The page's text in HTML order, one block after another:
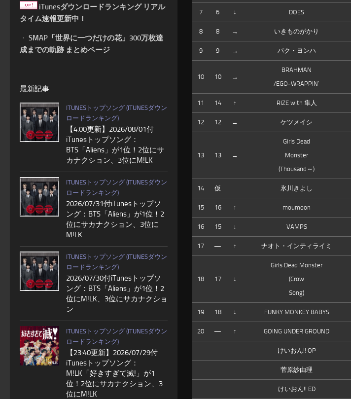
7 6 ↓ DOES
8 8 → いきものがかり
9 9 → パク・ヨンハ
10 10 →
BRAHMAN
/EGO-WRAPPIN’
11 14 ↑ RIZE with 隼人
12 12 → ケツメイシ
13 13 →
Girls Dead
Monster
(Thousand～)
14 仮 氷川きよし
15 16 ↑ moumoon
16 15 ↓ VAMPS
17 — ↑ ナオト・インティライミ
18 17 ↓
Girls Dead Monster
(Crow
Song)
19 18 ↓ FUNKY MONKEY BABYS
20 — ↑ GOING UNDER GROUND
けいおん!! OP
菅原紗由理
けいおん!! ED
iTunesダウンロードランキング リアル
タイム速報更新中！
・ SMAP「世界に一つだけの花」300万枚達
成までの軌跡 まとめページ
最新記事
ITUNESトップソング (ITUNESダウン
ロードランキング)
【4:00更新】2026/08/01付
iTunesトップソング：
BTS「Aliens」が1位！2位にサ
カナクション、3位にM!LK
ITUNESトップソング (ITUNESダウン
ロードランキング)
2026/07/31付iTunesトップソ
ング：BTS「Aliens」が1位！2
位にサカナクション、3位に
M!LK
ITUNESトップソング (ITUNESダウン
ロードランキング)
2026/07/30付iTunesトップソ
ング：BTS「Aliens」が1位！2
位にM!LK、3位にサカナクショ
ン
ITUNESトップソング (ITUNESダウン
ロードランキング)
【23:40更新】2026/07/29付
iTunesトップソング：
M!LK「好きすぎて滅!」が1
位！2位にサカナクション、3
位にM!LK